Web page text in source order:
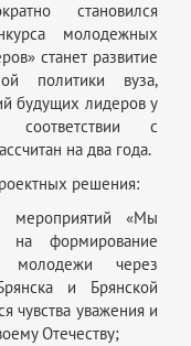
становился
молодежных
станет развитие
политики вуза,
будущих лидеров у
соответствии с
на два года.
решения:
мероприятий «Мы
на формирование
молодежи через
и Брянской
чувства уважения и
Отечеству;